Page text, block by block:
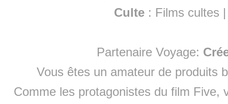
Culte : Films cultes
Partenaire Voyage:
Vous êtes un amateur de produits
Comme les protagonistes du film Five,